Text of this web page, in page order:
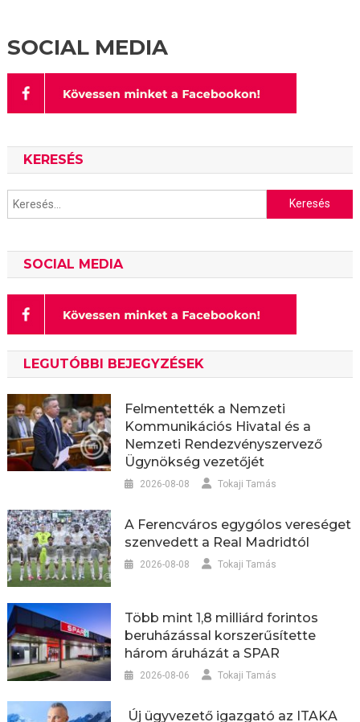
SOCIAL MEDIA
KERESÉS
Keresés:
SOCIAL MEDIA
LEGUTÓBBI BEJEGYZÉSEK
Felmentették a Nemzeti
Kommunikációs Hivatal és a
Nemzeti Rendezvényszervező
Ügynökség vezetőjét
2026-08-08 Tokaji Tamás
A Ferencváros egygólos vereséget
szenvedett a Real Madridtól
2026-08-08 Tokaji Tamás
Több mint 1,8 milliárd forintos
beruházással korszerűsítette
három áruházát a SPAR
2026-08-06 Tokaji Tamás
Új ügyvezető igazgató az ITAKA